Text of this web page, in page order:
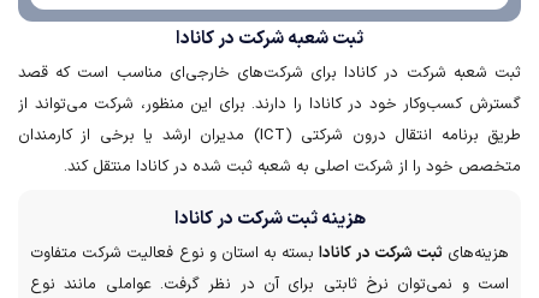
ثبت شعبه شرکت در کانادا
ثبت شعبه شرکت در کانادا برای شرکت‌های خارجی‌ای مناسب است که قصد
گسترش کسب‌وکار خود در کانادا را دارند. برای این منظور، شرکت می‌تواند از
طریق برنامه انتقال درون شرکتی (ICT) مدیران ارشد یا برخی از کارمندان
متخصص خود را از شرکت اصلی به شعبه ثبت شده در کانادا منتقل کند.
هزینه ثبت شرکت در کانادا
هزینه‌هایثبت شركت در كانادابسته به استان و نوع فعالیت شرکت متفاوت
است و نمی‌توان نرخ ثابتی برای آن در نظر گرفت. عواملی مانند نوع